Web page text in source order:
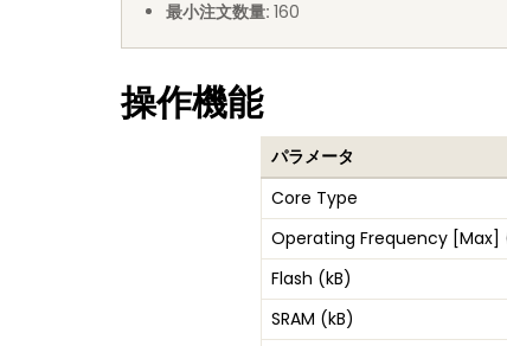
最小注文数量: 160
操作機能
パラメータ
Core Type
Operating Frequency [Max]
Flash (kB)
SRAM (kB)